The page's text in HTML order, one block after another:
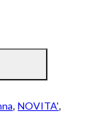
, NOVITA',